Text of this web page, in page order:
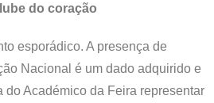
do coração
esporádico. A presença de
Nacional é um dado adquirido e
do Académico da Feira representar